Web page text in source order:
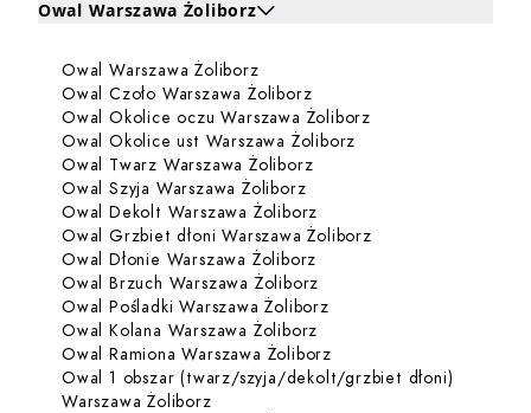
Owal Warszawa Żoliborz
Kliknij, aby rozwinąć i zobaczyć zabiegi dla Owal
Zabiegi dla Owal Warszawa Żoliborz
Owal Warszawa ŻoliborzDowiedz się więcej o Owal
Owal Czoło Warszawa ŻoliborzDowiedz się więcej o
Owal Okolice oczu Warszawa Żoliborz
Owal Okolice ust Warszawa Żoliborz
Owal Twarz Warszawa ŻoliborzDowiedz się więcej o
Owal Szyja Warszawa ŻoliborzDowiedz się więcej o Owal
Owal Dekolt Warszawa Żoliborz
Owal Grzbiet dłoni Warszawa ŻoliborzDowiedz się
Owal Dłonie Warszawa Żoliborz
Owal Brzuch Warszawa Żoliborz
Owal Pośladki Warszawa ŻoliborzDowiedz się więcej o
Owal Kolana Warszawa Żoliborz
Owal Ramiona Warszawa Żoliborz
Owal 1 obszar (twarz/szyja/dekolt/grzbiet dłoni)
Warszawa ŻoliborzDowiedz się więcej o Owal 1 obszar